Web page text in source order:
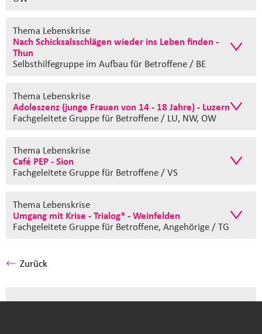
Thema Lebenskrise
Nach Schicksalsschlägen wieder ins Leben finden -
Thun
Selbsthilfegruppe im Aufbau für Betroffene / BE
Thema Lebenskrise
Adoleszenz (junge Frauen von 14 - 18 Jahre) - Luzern
Fachgeleitete Gruppefür Betroffene / LU, NW, OW
Thema Lebenskrise
Café PEP - Sion
Fachgeleitete Gruppefür Betroffene / VS
Thema Lebenskrise
Umgang mit Krise - Trialog* - Weinfelden
Fachgeleitete Gruppefür Betroffene, Angehörige / TG
Zurück